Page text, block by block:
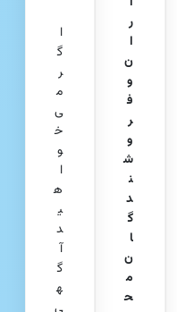
ر
ا
ن
و
ف
ر
و
ش
ن
د
گ
ا
ن
م
ح
ا
گ
ر
م
ی‌
خ
و
ا
ه
ی
د
آ
گ
ه